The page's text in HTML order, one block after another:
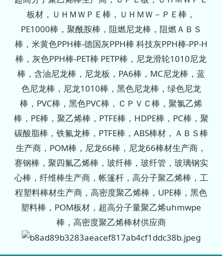
板材，ＵＨＭＷＰＥ棒，ＵＨＭＷ－ＰＥ棒，
PE1000棒，聚酰胺棒，阻燃尼龙棒，阻燃ＡＢＳ
棒，米黄色PPH棒-德国灰PPH棒 科技灰PPH棒-PP-H
棒，灰色PPH棒-PET棒 PETP棒，尼龙滑轮1010尼龙
棒，含油尼龙棒，尼龙板，PA6棒，MC尼龙棒，蓝
色尼龙棒，尼龙1010棒，黑色尼龙棒，绿色尼龙
棒，PVC棒，黑色PVC棒，ＣＰＶＣ棒，聚氯乙烯
棒，PE棒，聚乙烯棒，PTFE棒，HDPE棒，PC棒，聚
碳酸脂棒，铁氟龙棒，PTFE棒，ABS棒材，ＡＢＳ棒
生产商，POM棒，尼龙66棒，尼龙66棒材生产商，
赛钢棒，聚四氟乙烯棒，玻纤棒，玻纤管，玻璃钢实
心棒，纤维棒生产商，帐篷杆，高分子聚乙烯棒，工
程塑料棒材生产商，高密度聚乙烯棒，UPE棒，黑色
塑料棒，POM板材，超高分子量聚乙烯uhmwpe
棒，高密度聚乙烯棒材供应商